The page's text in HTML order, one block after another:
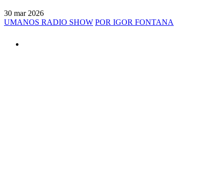
30 mar 2026
UMANOS RADIO SHOW POR IGOR FONTANA